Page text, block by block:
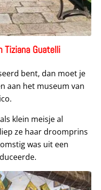
Tiziana Guatelli
bent, dan moet je
aan het museum van
klein meisje al
ze haar droomprins
was uit een